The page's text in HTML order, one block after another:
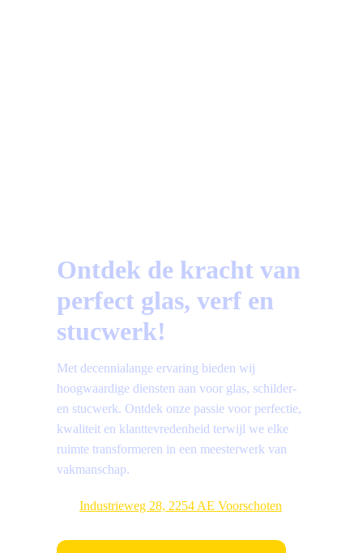
Ontdek de kracht van
perfect glas, verf en
stucwerk!
Met decennialange ervaring bieden wij
hoogwaardige diensten aan voor glas, schilder-
en stucwerk. Ontdek onze passie voor perfectie,
kwaliteit en klanttevredenheid terwijl we elke
ruimte transformeren in een meesterwerk van
vakmanschap.
Industrieweg 28, 2254 AE Voorschoten